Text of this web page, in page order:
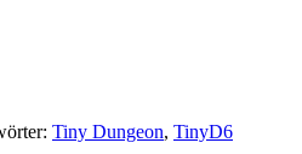
Tiny Dungeon, TinyD6